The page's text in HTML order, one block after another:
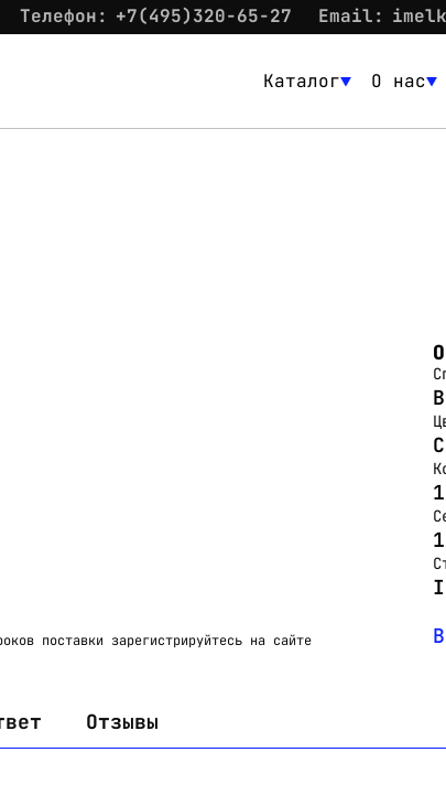
Телефон: +7(495)320-65-27 Email:
Каталог О нас
поставки зарегистрируйтесь на сайте
1
Отзывы